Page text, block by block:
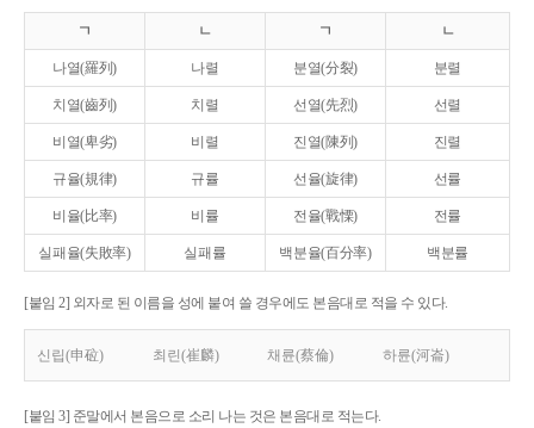
ㄱ ㄴ ㄱ ㄴ
나열(羅列) 나렬 분열(分裂) 분렬
치열(齒列) 치렬 선열(先烈) 선렬
비열(卑劣) 비렬 진열(陳列) 진렬
규율(規律) 규률 선율(旋律) 선률
비율(比率) 비률 전율(戰慄) 전률
실패율(失敗率) 실패률 백분율(百分率) 백분률
[붙임 2] 외자로 된 이름을 성에 붙여 쓸 경우에도 본음대로 적을 수 있다.
신립(申砬) 최린(崔麟) 채륜(蔡倫) 하륜(河崙)
[붙임 3] 준말에서 본음으로 소리 나는 것은 본음대로 적는다.